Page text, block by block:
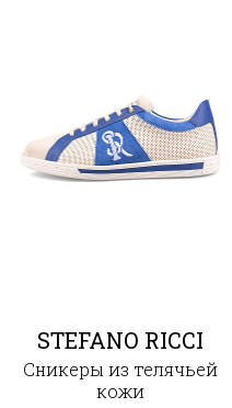
STEFANO RICCI
Сникеры из телячьей
кожи